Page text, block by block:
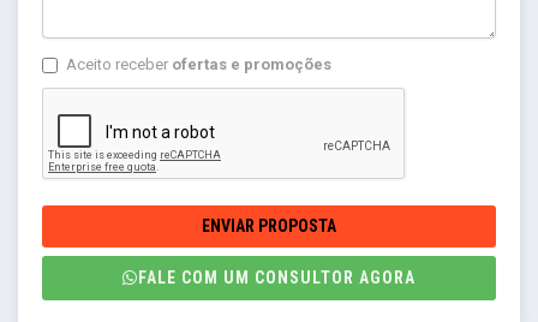
Aceito receber ofertas e promoções
ENVIAR PROPOSTA
FALE COM UM CONSULTOR AGORA